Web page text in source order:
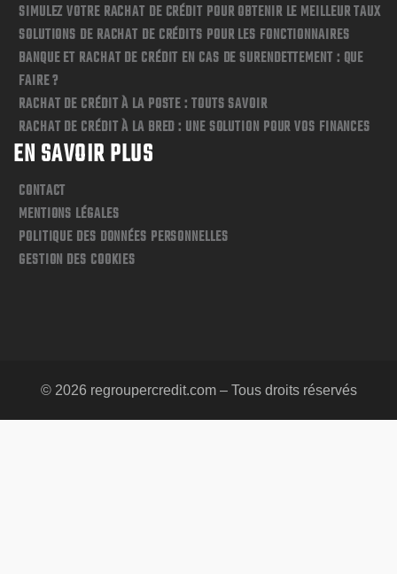
SIMULEZ VOTRE RACHAT DE CRÉDIT POUR OBTENIR LE MEILLEUR TAUX
SOLUTIONS DE RACHAT DE CRÉDITS POUR LES FONCTIONNAIRES
BANQUE ET RACHAT DE CRÉDIT EN CAS DE SURENDETTEMENT : QUE
FAIRE ?
RACHAT DE CRÉDIT À LA POSTE : TOUTS SAVOIR
RACHAT DE CRÉDIT À LA BRED : UNE SOLUTION POUR VOS FINANCES
EN SAVOIR PLUS
CONTACT
MENTIONS LÉGALES
POLITIQUE DES DONNÉES PERSONNELLES
GESTION DES COOKIES
© 2026 regroupercredit.com – Tous droits réservés